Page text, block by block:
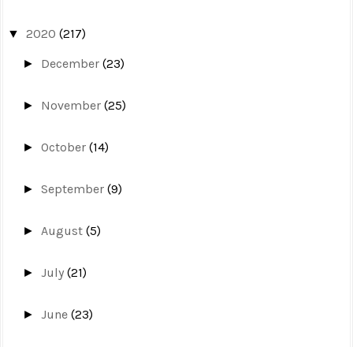
▼ 2020 (217)
► December(23)
► November(25)
►October(14)
►September(9)
► August(5)
►July(21)
►June(23)